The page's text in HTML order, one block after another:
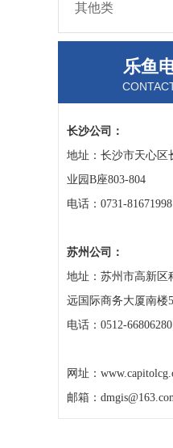
其他类
乐鱼
长沙公司：
地址：长沙市天心区
业园B座803-804
电话：0731-81671998
苏州公司：
地址：苏州市高新区
远国际商务大厦南楼
电话：0512-66806280
网址：
邮箱：